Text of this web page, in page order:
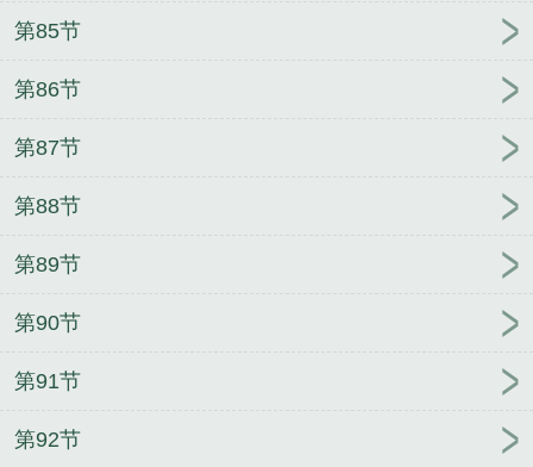
第85节
第86节
第87节
第88节
第89节
第90节
第91节
第92节